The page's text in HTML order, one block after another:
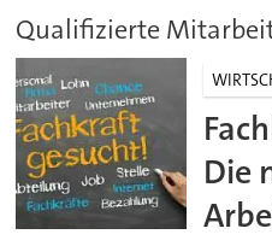
Qualifizierte
Die